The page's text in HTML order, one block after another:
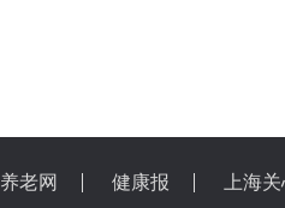
老网 健康报 上海